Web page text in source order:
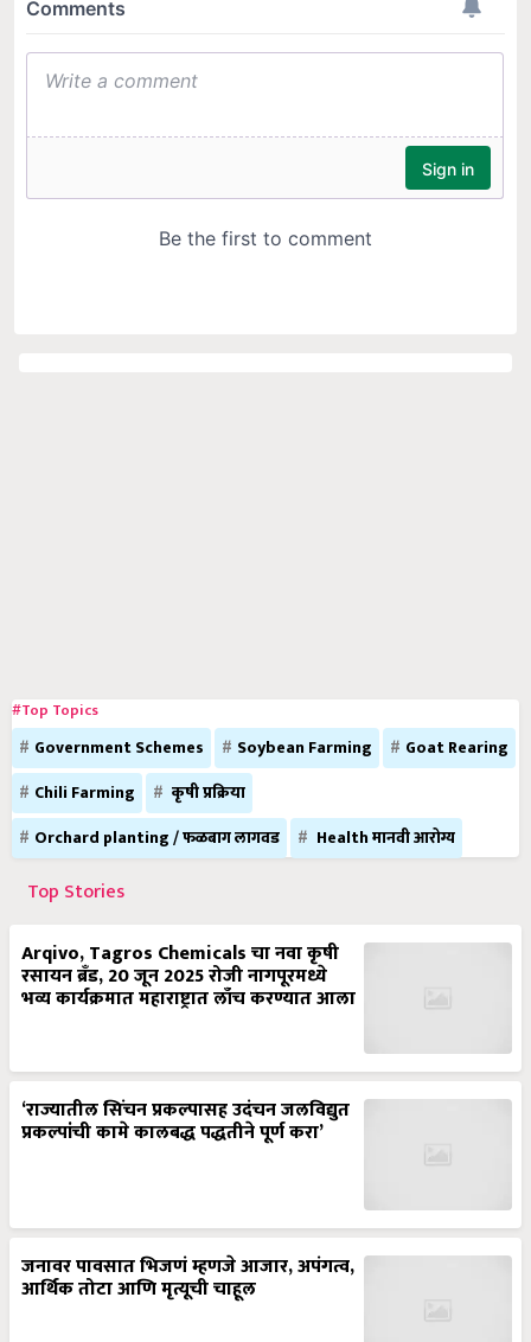
#Top Topics
Government Schemes Soybean Farming
Goat Rearing
Chili Farming
कृषी प्रक्रिया
Orchard planting / फळबाग लागवड
Health मानवी आरोग्य
Top Stories
Arqivo, Tagros Chemicals चा नवा कृषी
रसायन ब्रँड, 20 जून 2025 रोजी नागपूरमध्ये
भव्य कार्यक्रमात महाराष्ट्रात लाँच करण्यात आला
‘राज्यातील सिंचन प्रकल्पासह उदंचन जलविद्युत
प्रकल्पांची कामे कालबद्ध पद्धतीने पूर्ण करा’
जनावर पावसात भिजणं म्हणजे आजार, अपंगत्व,
आर्थिक तोटा आणि मृत्यूची चाहूल